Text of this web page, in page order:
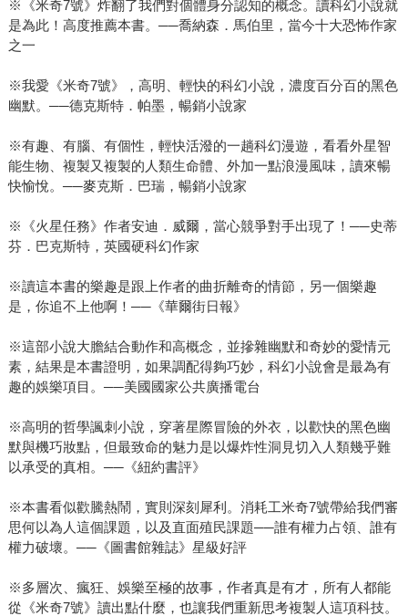
※《米奇7號》炸翻了我們對個體身分認知的概念。讀科幻小說就
是為此！高度推薦本書。──喬納森．馬伯里，當今十大恐怖作家
之一
※我愛《米奇7號》，高明、輕快的科幻小說，濃度百分百的黑色
幽默。──德克斯特．帕墨，暢銷小說家
※有趣、有腦、有個性，輕快活潑的一趟科幻漫遊，看看外星智
能生物、複製又複製的人類生命體、外加一點浪漫風味，讀來暢
快愉悅。──麥克斯．巴瑞，暢銷小說家
※《火星任務》作者安迪．威爾，當心競爭對手出現了！──史蒂
芬．巴克斯特，英國硬科幻作家
※讀這本書的樂趣是跟上作者的曲折離奇的情節，另一個樂趣
是，你追不上他啊！──《華爾街日報》
※這部小說大膽結合動作和高概念，並摻雜幽默和奇妙的愛情元
素，結果是本書證明，如果調配得夠巧妙，科幻小說會是最為有
趣的娛樂項目。──美國國家公共廣播電台
※高明的哲學諷刺小說，穿著星際冒險的外衣，以歡快的黑色幽
默與機巧妝點，但最致命的魅力是以爆炸性洞見切入人類幾乎難
以承受的真相。──《紐約書評》
※本書看似歡騰熱鬧，實則深刻犀利。消耗工米奇7號帶給我們審
思何以為人這個課題，以及直面殖民課題──誰有權力占領、誰有
權力破壞。──《圖書館雜誌》星級好評
※多層次、瘋狂、娛樂至極的故事，作者真是有才，所有人都能
從《米奇7號》讀出點什麼，也讓我們重新思考複製人這項科技。